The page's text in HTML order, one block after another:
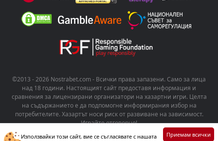
Използвайки този сайт, вие се съгласявате с нашата
Приемам всички
©2013 - 2026 Nostrabet.com - Всички пpaвa зaпaзeни. Само за лица
над 18 години. Настоящият сайт предоставя информация и
сравнения за лицензирани организатори на хазартни игри. Целта
на съдържанието е да подпомогне информирания избор на
потребителите. Хазартът носи риск от развиване на зависимост.
Играйте отговорно!